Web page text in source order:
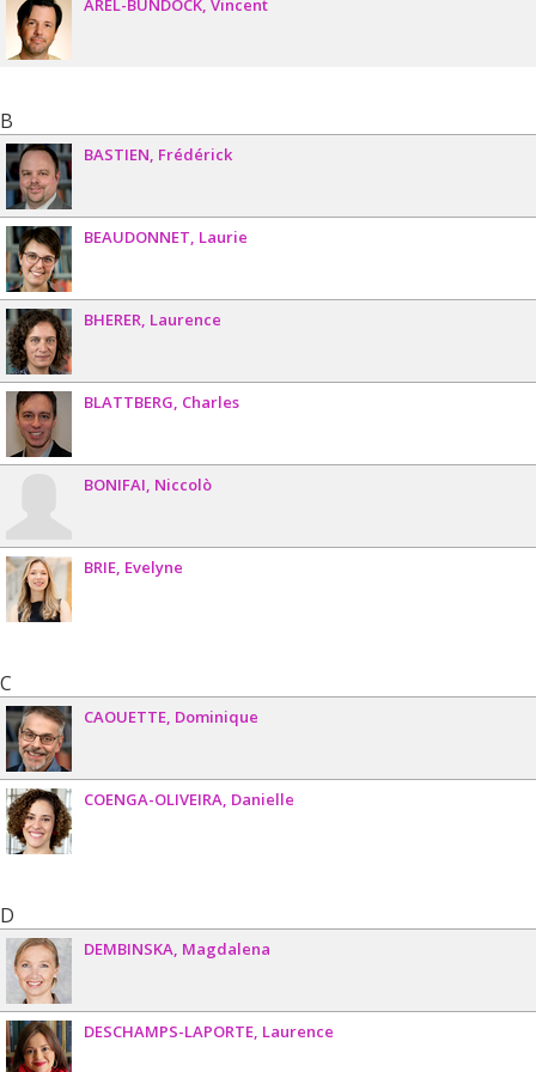
B
BASTIEN Frédérick
BEAUDONNET Laurie
BHERER Laurence
BLATTBERG Charles
BONIFAI Niccolò
BRIE Evelyne
C
CAOUETTE Dominique
COENGA-OLIVEIRA Danielle
D
DEMBINSKA Magdalena
DESCHAMPS-LAPORTE Laurence